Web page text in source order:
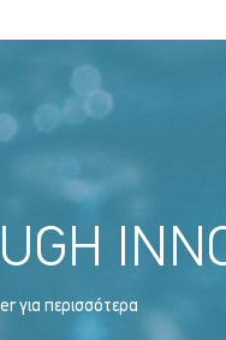
για περισσότερα